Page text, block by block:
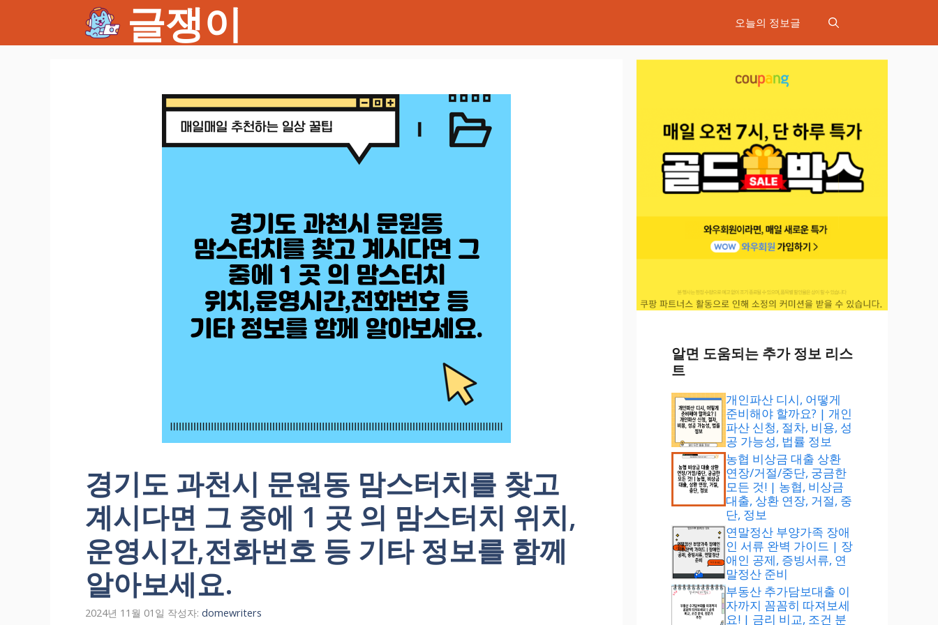
츠
글쟁이 오늘의 정보글
경기도 과천시 문원동 맘스터치를 찾고
계시다면 그 중에 1 곳 의 맘스터치 위치,
운영시간,전화번호 등 기타 정보를 함께
알아보세요.
2024년 11월 01일 작성자: domewriters
알면 도움되는 추가 정보 리스
트
개인파산 디시, 어떻게
준비해야 할까요? | 개인
파산 신청, 절차, 비용, 성
공 가능성, 법률 정보
농협 비상금 대출 상환
연장/거절/중단, 궁금한
모든 것! | 농협, 비상금
대출, 상환 연장, 거절, 중
단, 정보
연말정산 부양가족 장애
인 서류 완벽 가이드 | 장
애인 공제, 증빙서류, 연
말정산 준비
부동산 추가담보대출 이
자까지 꼼꼼히 따져보세
요! | 금리 비교, 조건 분